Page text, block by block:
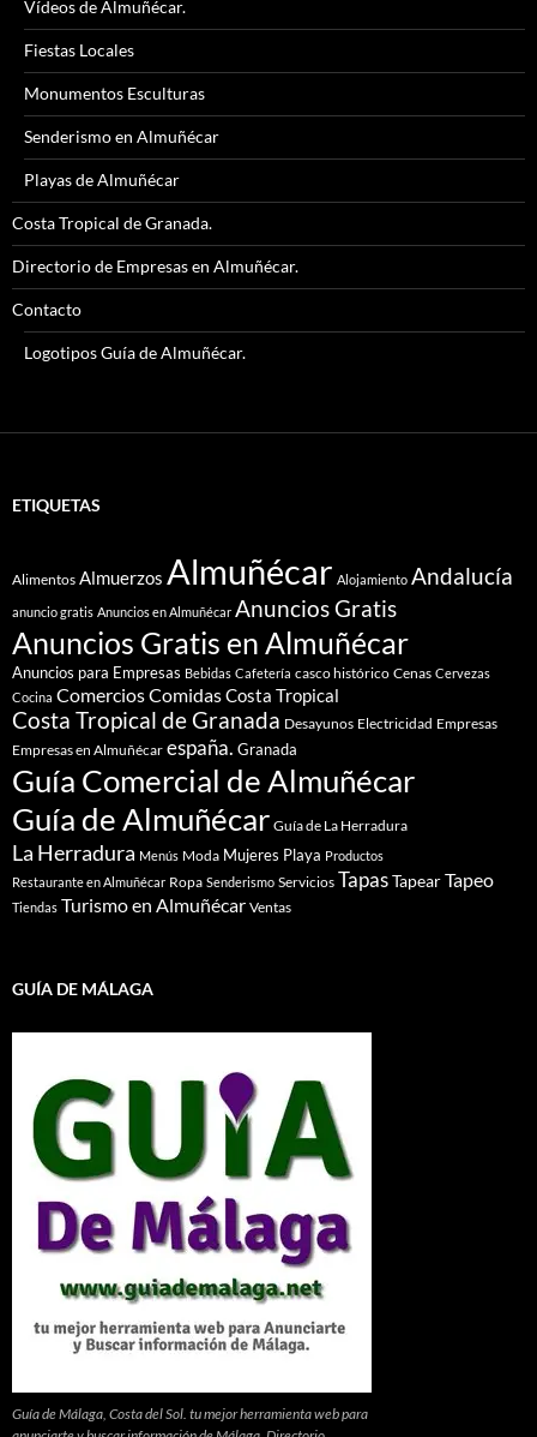
Vídeos de Almuñécar.
Fiestas Locales
Monumentos Esculturas
Senderismo en Almuñécar
Playas de Almuñécar
Costa Tropical de Granada.
Directorio de Empresas en Almuñécar.
Contacto
Logotipos Guía de Almuñécar.
ETIQUETAS
Alimentos Almuerzos Almuñécar Alojamiento Andalucía
anuncio gratis Anuncios en Almuñécar Anuncios Gratis
Anuncios Gratis en Almuñécar
Anuncios para Empresas Bebidas Cafetería casco histórico Cenas Cervezas
Cocina ComerciosComidasCosta Tropical
Costa Tropical de Granada Desayunos Electricidad Empresas
Empresas en Almuñécar españa. Granada
Guía Comercial de Almuñécar
Guía de Almuñécar Guía de La Herradura
La Herradura Menús Moda Mujeres Playa Productos
Restaurante en Almuñécar Ropa Senderismo Servicios TapasTapearTapeo
Tiendas Turismo en Almuñécar Ventas
GUÍA DE MÁLAGA
Guía de Málaga, Costa del Sol. tu mejor herramienta web para